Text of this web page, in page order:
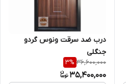
درب ضد سرقت ونوس گردو
جنگلی
36,600,000
3%
35,400,000